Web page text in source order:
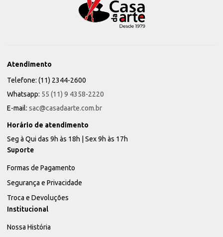
Atendimento
Telefone: (11) 2344-2600
Whatsapp: 55 (11) 9 4358-2220
E-mail: sac@casadaarte.com.br
Horário de atendimento
Seg à Qui das 9h às 18h | Sex 9h às 17h
Suporte
Formas de Pagamento
Segurança e Privacidade
Troca e Devoluções
Institucional
Nossa História